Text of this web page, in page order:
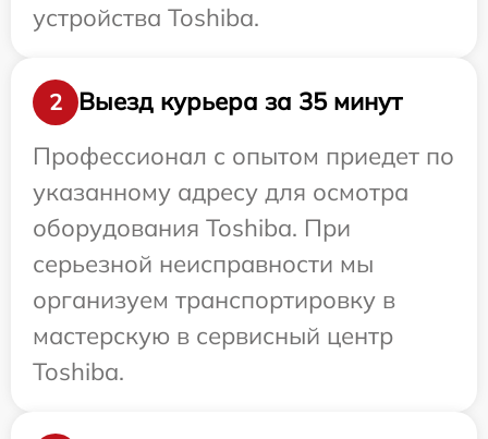
устройства Toshiba.
2
Выезд курьера за 35 минут
Профессионал с опытом приедет по
указанному адресу для осмотра
оборудования Toshiba. При
серьезной неисправности мы
организуем транспортировку в
мастерскую в сервисный центр
Toshiba.